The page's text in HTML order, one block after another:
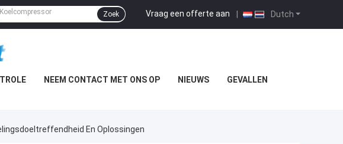
Dutch
Vraag een offerte aan |
Zoek
NEEM CONTACT MET ONS OP NIEUWS GEVALLEN
En Oplossingen